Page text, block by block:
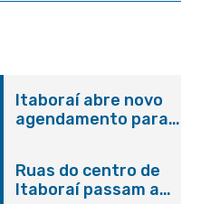
Itaboraí abre novo
agendamento para
Ruas do centro de
Itaboraí passam a